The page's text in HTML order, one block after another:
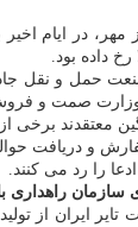
مهر، در ایام
داده بود.
ای، قیمت لاستیک در
صمت و فروش
معتقدند برخی
و دریافت
را رد می کنند.